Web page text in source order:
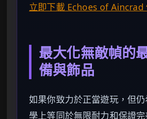
立即下載 Echoes of Aincrad
最大化無敵幀的
備與飾品
如果你致力於正當遊玩，但
學上等同於無限耐力和保證